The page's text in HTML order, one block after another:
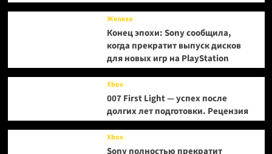
Железо
Конец эпохи: Sony сообщила,
когда прекратит выпуск дисков
для новых игр на PlayStation
Xbox
007 First Light — успех после
долгих лет подготовки. Рецензия
Xbox
Sony полностью прекратит